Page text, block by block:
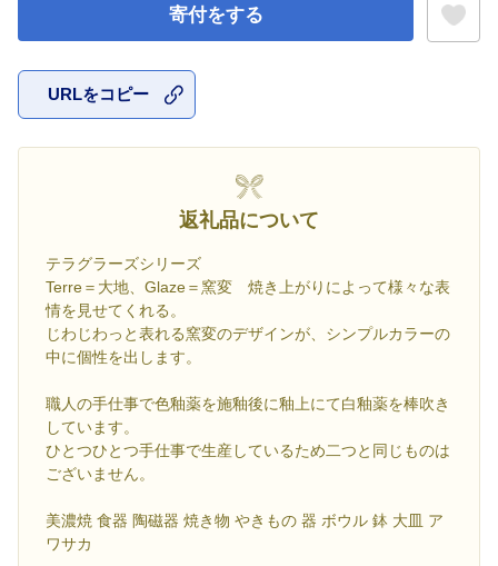
寄付をする
URLをコピー
返礼品について
テラグラーズシリーズ
Terre＝大地、Glaze＝窯変 焼き上がりによって様々な表
情を見せてくれる。
じわじわっと表れる窯変のデザインが、シンプルカラーの
中に個性を出します。
職人の手仕事で色釉薬を施釉後に釉上にて白釉薬を棒吹き
しています。
ひとつひとつ手仕事で生産しているため二つと同じものは
ございません。
美濃焼 食器 陶磁器 焼き物 やきもの 器 ボウル 鉢 大皿 ア
ワサカ